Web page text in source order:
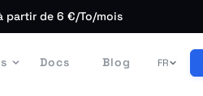
partir de 6 €/To/mois
FR
Docs Blog